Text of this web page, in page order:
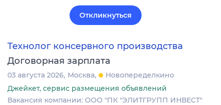
Откликнуться
Технолог консервного производства
Договорная зарплата
03 августа 2026 Москва
Новопеределкино
Джейкет, сервис размещения объявлений
Вакансия компании: ООО "ПК "ЭЛИТГРУПП ИНВЕСТ"